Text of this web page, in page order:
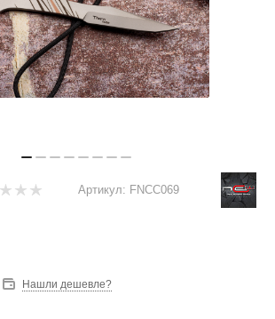
Артикул: FNCC069
Нашли дешевле?